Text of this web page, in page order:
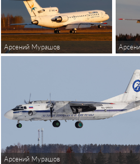
Арсений Мурашов
Арсений Мурашов